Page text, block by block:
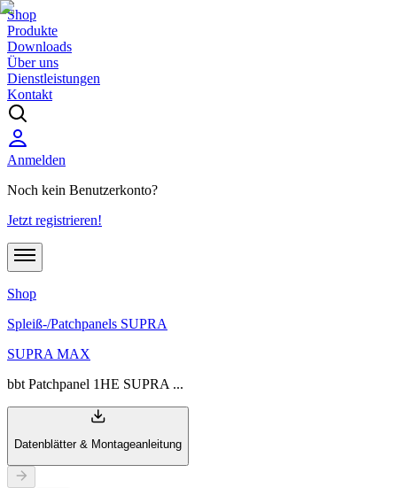
Shop
Produkte
Downloads
Über uns
Dienstleistungen
Kontakt
Anmelden
Noch kein Benutzerkonto?
Jetzt registrieren!
Shop
Spleiß-/Patchpanels SUPRA
SUPRA MAX
bbt Patchpanel 1HE SUPRA ...
Datenblätter & Montageanleitung